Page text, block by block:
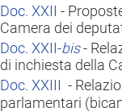
Doc. XXII
-
Camera dei
Doc. XXII-bis -
di inchiesta della
Doc. XXIII
-
parlamentari